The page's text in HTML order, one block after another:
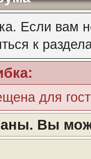
Если вам
к
для
Вы